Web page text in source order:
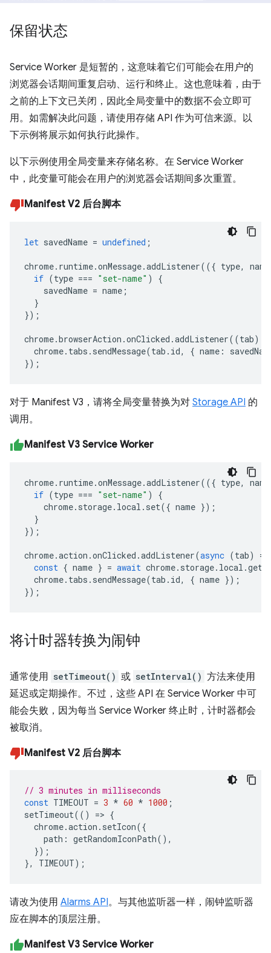
保留状态
Service Worker 是短暂的，这意味着它们可能会在用户的
浏览器会话期间重复启动、运行和终止。这也意味着，由于
之前的上下文已关闭，因此全局变量中的数据不会立即可
用。如需解决此问题，请使用存储 API 作为可信来源。以
下示例将展示如何执行此操作。
以下示例使用全局变量来存储名称。在 Service Worker
中，此变量可能会在用户的浏览器会话期间多次重置。
Manifest V2 后台脚本
let savedName = undefined ;
chrome. runtime.onMessage.addListener(({ type,
name
if (type === "set-name" )
{
savedName = name ;
}
});
chrome.browserAction .onClicked .addListener((tab)
chrome. tabs . sendMessage(tab . id, { name :
});
对于 Manifest V3，请将全局变量替换为对 Storage API 的
调用。
Manifest V3 Service Worker
chrome. runtime.onMessage.addListener(({ type,
name
if (type === "set-name" )
{
chrome. storage. local . set({ name });
}
});
chrome.action .onClicked .addListener(async (tab)
=>
const { name } = await chrome. storage. local .get
chrome. tabs . sendMessage(tab . id, { name });
});
将计时器转换为闹钟
通常使用 setTimeout() 或 setInterval() 方法来使用
延迟或定期操作。不过，这些 API 在 Service Worker 中可
能会失败，因为每当 Service Worker 终止时，计时器都会
被取消。
Manifest V2 后台脚本
// 3 minutes in milliseconds
const TIMEOUT = 3 * 60 * 1000 ;
setTimeout(() => {
chrome.action . setIcon({
path : getRandomIconPath(),
});
},
TIMEOUT);
请改为使用 Alarms API。与其他监听器一样，闹钟监听器
应在脚本的顶层注册。
Manifest V3 Service Worker